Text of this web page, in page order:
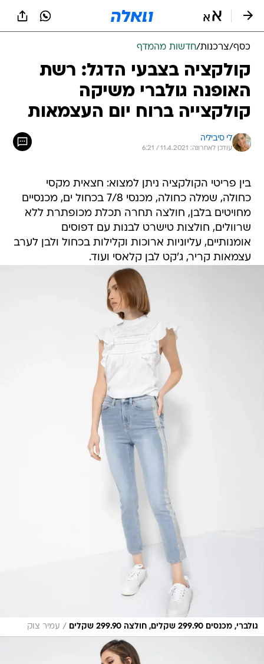
כסף/צרכנות/חדשות מהמדף
קולקציה בצבעי הדגל: רשת
האופנה גולברי משיקה
קולקצייה ברוח יום העצמאות
לי סיביליה
עודכן לאחרונה: 11.4.2021 / 6:21
בין פריטי הקולקציה ניתן למצוא: חצאית מקסי
כחולה, שמלה כחולה, מכנסי 7/8 בכחול ים, מכנסיים
מחויטים בלבן, חולצה תחרה תכלת מכופתרת ללא
שרוולים, חולצות טישרט לבנות עם דפוסים
אומנותיים, עליוניות ארוכות וקלילות בכחול ולבן לערב
עצמאות קריר, ג'קט לבן קלאסי ועוד.
גולברי, מכנסים 299.90 שקלים, חולצה 299.90 שקלים / עמיר צוק